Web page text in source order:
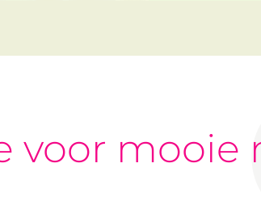
voor mooie